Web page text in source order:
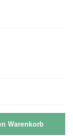
Warenkorb